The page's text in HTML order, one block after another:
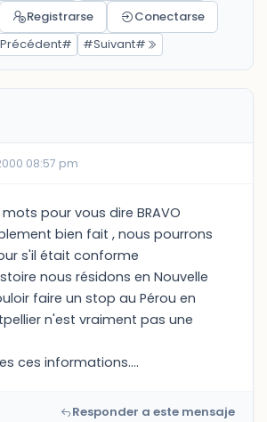
Registrarse
Conectarse
#Suivant#
08:57 pm
pour vous dire BRAVO
bien fait , nous pourrons
s'il était conforme
nous résidons en Nouvelle
faire un stop au Pérou en
n'est vraiment pas une
ces informations....
Responder a este mensaje